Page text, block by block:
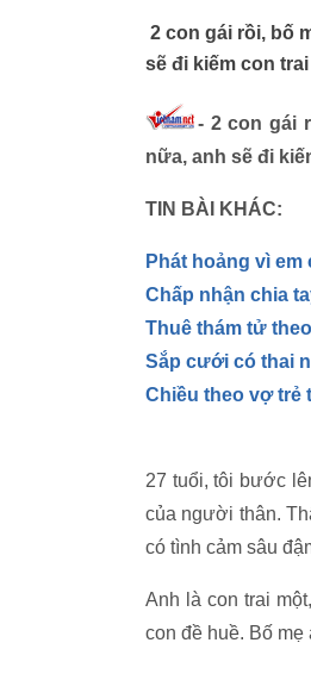
2 con gái rồi, bố
sẽ đi kiếm con
- 2 con gái
nữa, anh sẽ đi
TIN BÀI KHÁC:
Phát hoảng vì
Chấp nhận chia
Thuê thám tử
Sắp cưới có thai
Chiều theo vợ trẻ
27 tuổi, tôi bước
của người thân.
có tình cảm sâu
Anh là con trai
con đề huề. Bố